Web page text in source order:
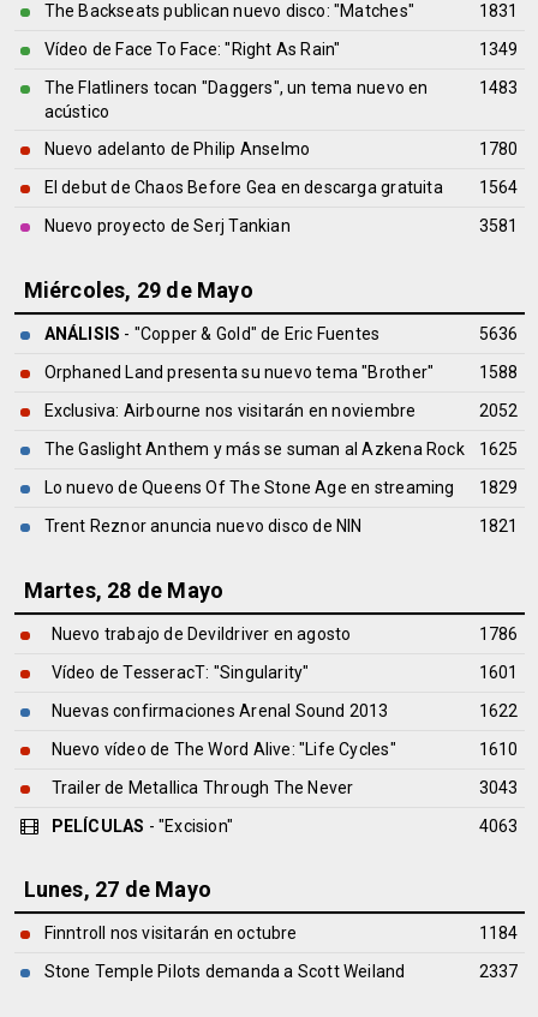
The Backseats publican nuevo disco: "Matches"
1831
Vídeo de Face To Face: "Right As Rain"
1349
The Flatliners tocan "Daggers", un tema nuevo en
acústico
1483
Nuevo adelanto de Philip Anselmo
1780
El debut de Chaos Before Gea en descarga gratuita
1564
Nuevo proyecto de Serj Tankian
3581
Miércoles, 29 de Mayo
ANÁLISIS - "Copper & Gold" de Eric Fuentes
5636
Orphaned Land presenta su nuevo tema "Brother"
1588
Exclusiva: Airbourne nos visitarán en noviembre
2052
The Gaslight Anthem y más se suman al Azkena Rock
1625
Lo nuevo de Queens Of The Stone Age en streaming
1829
Trent Reznor anuncia nuevo disco de NIN
1821
Martes, 28 de Mayo
Nuevo trabajo de Devildriver en agosto
1786
Vídeo de TesseracT: "Singularity"
1601
Nuevas confirmaciones Arenal Sound 2013
1622
Nuevo vídeo de The Word Alive: "Life Cycles"
1610
Trailer de Metallica Through The Never
3043
PELÍCULAS - "Excision" 4063
Lunes, 27 de Mayo
Finntroll nos visitarán en octubre
1184
Stone Temple Pilots demanda a Scott Weiland
2337